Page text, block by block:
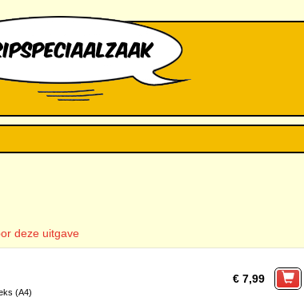
deze uitgave
(A4)
€ 7,99